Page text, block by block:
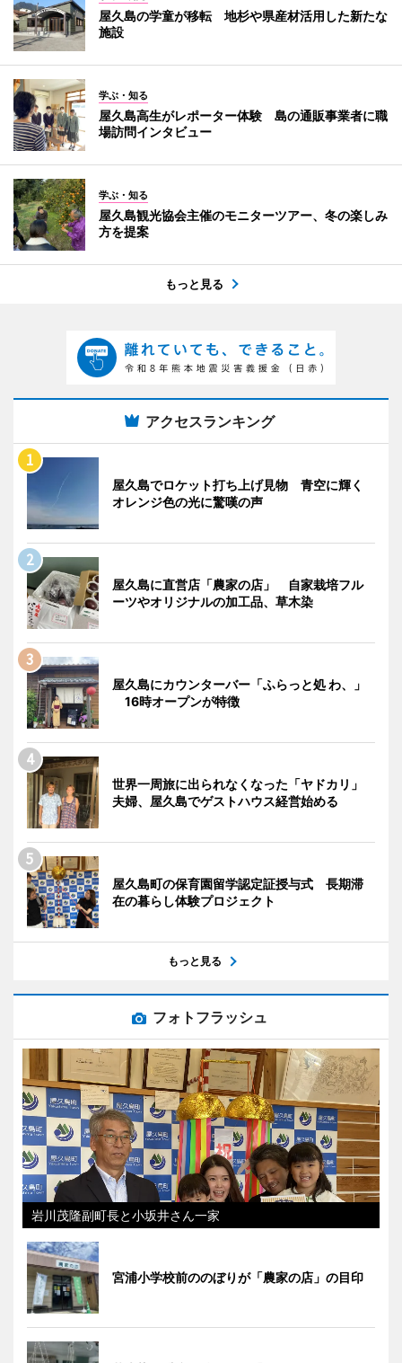
屋久島の学童が移転 地杉や県産材活用した新たな
施設
学ぶ・知る
屋久島高生がレポーター体験 島の通販事業者に職
場訪問インタビュー
学ぶ・知る
屋久島観光協会主催のモニターツアー、冬の楽しみ
方を提案
もっと見る
アクセスランキング
屋久島でロケット打ち上げ見物 青空に輝く
オレンジ色の光に驚嘆の声
屋久島に直営店「農家の店」 自家栽培フル
ーツやオリジナルの加工品、草木染
屋久島にカウンターバー「ふらっと処 わ、」
16時オープンが特徴
世界一周旅に出られなくなった「ヤドカリ」
夫婦、屋久島でゲストハウス経営始める
屋久島町の保育園留学認定証授与式 長期滞
在の暮らし体験プロジェクト
もっと見る
フォトフラッシュ
岩川茂隆副町長と小坂井さん一家
宮浦小学校前ののぼりが「農家の店」の目印